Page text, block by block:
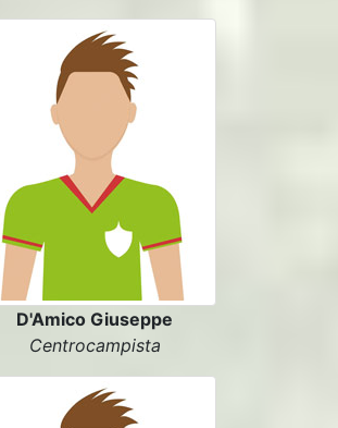
D'Amico Giuseppe
Centrocampista